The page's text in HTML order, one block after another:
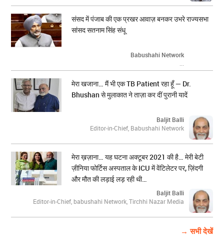
संसद में पंजाब की एक प्रखर आवाज़ बनकर उभरे राज्यसभा
सांसद सतनाम सिंह संधू
Babushahi Network
...
मेरा खजाना… मैं भी एक TB Patient रहा हूँ — Dr.
Bhushan से मुलाकात ने ताज़ा कर दीं पुरानी यादें
Baljit Balli
Editor-in-Chief, Babushahi Network
मेरा ख़ज़ाना… यह घटना अक्टूबर 2021 की है… मेरी बेटी
ज़ीनिया फोर्टिस अस्पताल के ICU में वेंटिलेटर पर, ज़िंदगी
और मौत की लड़ाई लड़ रही थी…
Baljit Balli
Editor-in-Chief, babushahi Network, Tirchhi Nazar Media
→ सभी देखें